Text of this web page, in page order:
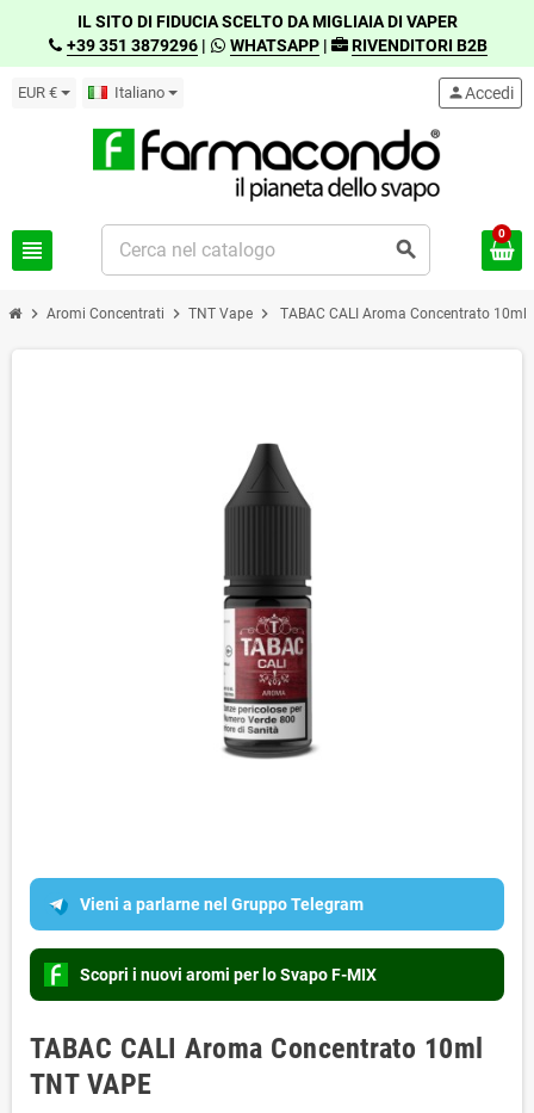
IL SITO DI FIDUCIA SCELTO DA MIGLIAIA DI VAPER
+39 351 3879296 | WHATSAPP | RIVENDITORI B2B
EUR € Italiano
view_headline search
personAccedi
0
chevron_right Aromi Concentrati chevron_right TNT Vape chevron_right TABAC CALI Aroma Concentrato 10ml
Vieni a parlarne nel Gruppo Telegram
Scopri i nuovi aromi per lo Svapo F-MIX
TABAC CALI Aroma Concentrato 10ml
TNT VAPE